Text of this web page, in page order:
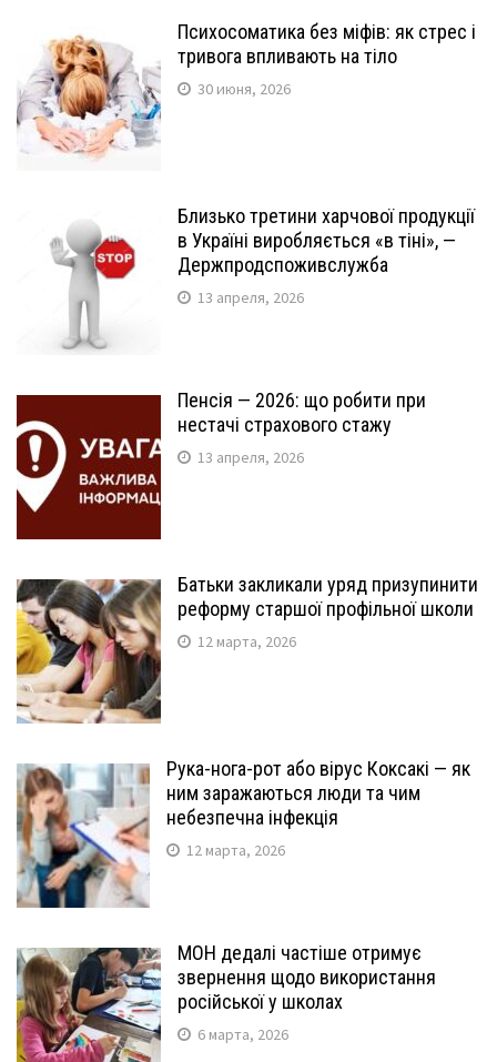
Психосоматика без міфів: як стрес і
тривога впливають на тіло
30 июня, 2026
Близько третини харчової продукції
в Україні виробляється «в тіні», —
Держпродспоживслужба
13 апреля, 2026
Пенсія — 2026: що робити при
нестачі страхового стажу
13 апреля, 2026
Батьки закликали уряд призупинити
реформу старшої профільної школи
12 марта, 2026
Рука-нога-рот або вірус Коксакі — як
ним заражаються люди та чим
небезпечна інфекція
12 марта, 2026
МОН дедалі частіше отримує
звернення щодо використання
російської у школах
6 марта, 2026